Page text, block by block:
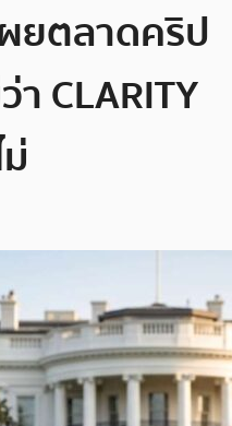
ยตลาดคริป
า CLARITY